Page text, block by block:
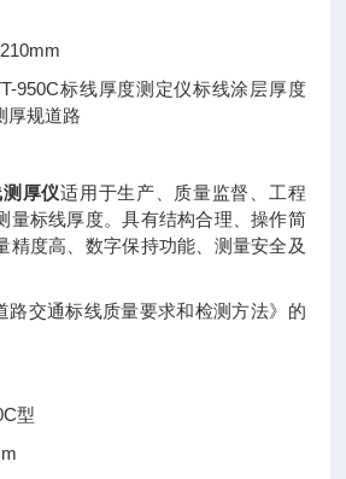
210mm
950C标线厚度测定仪标线涂层厚度
厚规道路
测厚仪适用于生产、质量监督、工程
量标线厚度。具有结构合理、操作简
精度高、数字保持功能、测量安全及
路交通标线质量要求和检测方法》的
型